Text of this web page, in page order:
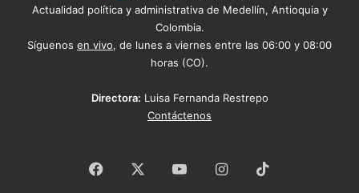
Actualidad política y administrativa de Medellín, Antioquia y
Colombia.
Síguenos en vivo, de lunes a viernes entre las 06:00 y 08:00
horas (CO).
Directora: Luisa Fernanda Restrepo
Contáctenos
Facebook YouTubeInstagram